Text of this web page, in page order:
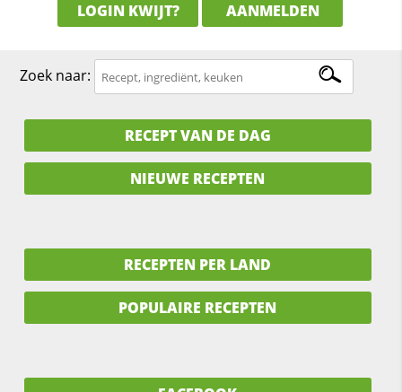
LOGIN KWIJT? AANMELDEN
Zoek naar:
RECEPT VAN DE DAG
NIEUWE RECEPTEN
RECEPTEN PER LAND
POPULAIRE RECEPTEN